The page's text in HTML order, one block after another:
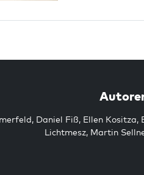
, Daniel Fiß, Ellen Kositza,
Lichtmesz, Martin